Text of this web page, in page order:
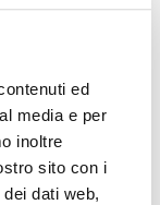
ed
media e per
inoltre
sito con i
dati web,
CR
€ 85,13